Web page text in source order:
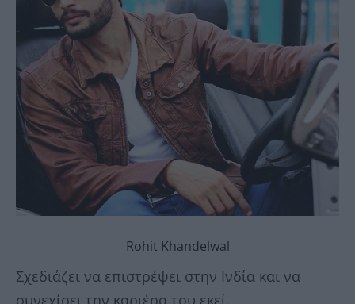
Rohit Khandelwal
Σχεδιάζει να επιστρέψει στην Ινδία και να
συνεχίσει την καριέρα του εκεί.